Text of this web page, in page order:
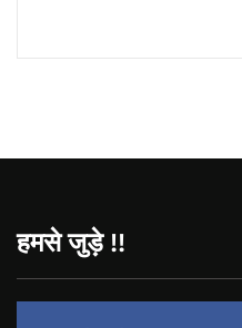
Twitter
Google Plus